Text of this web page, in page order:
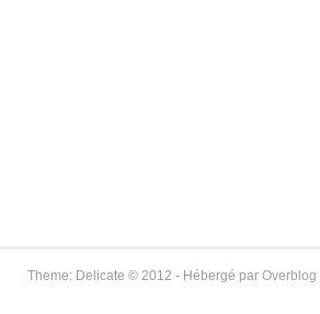
Theme: Delicate © 2012 - Hébergé par Overblog